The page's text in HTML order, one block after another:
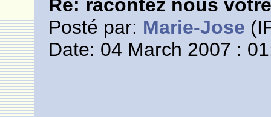
Re: racontez nous
Posté par: Marie-Jose
Date: 04 March 2007 :